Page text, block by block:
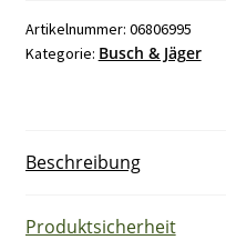
2000,
Schuko
2300
41,
Artikelnummer: 06806995
Kategorie: Busch & Jäger
Beschreibung
Produktsicherheit